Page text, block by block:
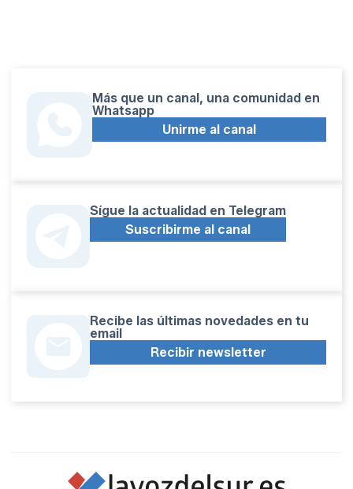
Más que un canal, una comunidad en
Whatsapp
Unirme al canal
Sígue la actualidad en Telegram
Suscribirme al canal
Recibe las últimas novedades en tu
email
Recibir newsletter